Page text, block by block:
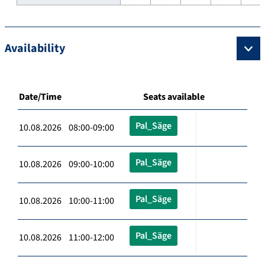
Availability
Date/Time Seats available
10.08.2026 08:00-09:00 Pal_Säge
10.08.2026 09:00-10:00 Pal_Säge
10.08.2026 10:00-11:00 Pal_Säge
10.08.2026 11:00-12:00 Pal_Säge